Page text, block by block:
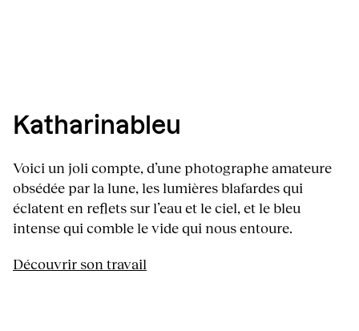
Katharinableu
Voici un joli compte, d’une photographe amateure
obsédée par la lune, les lumières blafardes qui
éclatent en reflets sur l’eau et le ciel, et le bleu
intense qui comble le vide qui nous entoure.
Découvrir son travail